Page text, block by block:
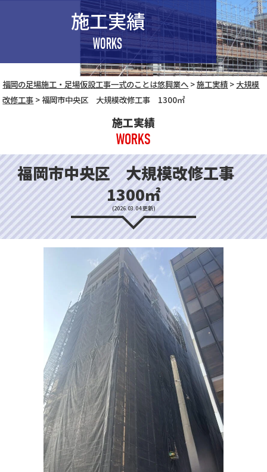
施工実績
WORKS
福岡の足場施工・足場仮設工事一式のことは悠興業へ >施工実績 > 大規模
改修工事 >福岡市中央区 大規模改修工事 1300㎡
施工実績
WORKS
福岡市中央区 大規模改修工事
1300㎡
(2026.03.04 更新)